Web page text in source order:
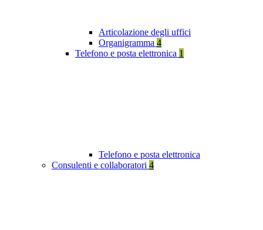
Articolazione degli uffici
Organigramma 4
Telefono e posta elettronica 1
Telefono e posta elettronica
Consulenti e collaboratori 4